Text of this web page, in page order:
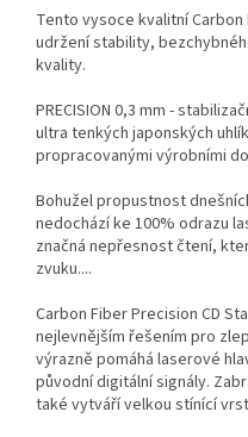
Tento vysoce kvalitní
udržení stability,
kvality.
PRECISION 0,3 mm -
ultra tenkých japonských
propracovanými výrobními
Bohužel propustnost
nedochází ke 100% odrazu
značná nepřesnost čtení,
zvuku....
Carbon Fiber Precision CD
nejlevnějším řešením pro
výrazně pomáhá laserové
původní digitální signály.
také vytváří velkou stínící